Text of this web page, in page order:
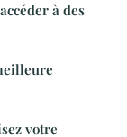
à des
votre